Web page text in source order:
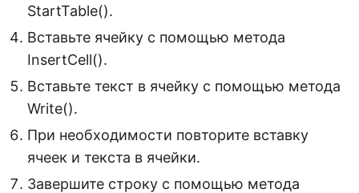
StartTable().
Вставьте ячейку с помощью метода
InsertCell().
Вставьте текст в ячейку с помощью метода
Write().
При необходимости повторите вставку
ячеек и текста в ячейки.
Завершите строку с помощью метода